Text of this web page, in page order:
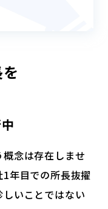
念は存在しませ
年目での所長抜擢
いことではない